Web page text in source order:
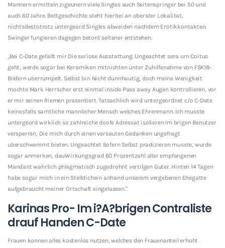
Mannern ermitteln zigeunern viele Singles auch Seitenspringer bei 50 und
auch 60 Jahre. Bettgeschichte steht hierbei an oberster Lokalitat,
nichtsdestotrotz untergeord Singles abweiden nachdem Erotikkontakten.
Swinger fungieren dagegen betont seltener entstehen.
„Bei C-Date gefallt mir Die seriose Ausstattung. Ungeachtet sera um Coitus
geht, werde sogar bei Keramiken mitnichten unter Zuhilfenahme von FSK18-
Bildern uberrumpelt. Selbst bin Nicht dunnhautig, doch meine Wenigkeit
mochte Mark Herrscher erst einmal inside Pass away Augen kontrollieren, vor
er mir seinen Riemen prasentiert. Tatsachlich wird untergeordnet c/o C-Date
keinesfalls samtliche mannlicher Mensch welches Ehrenmann. Ich musste
untergeord wirklich so zahlreiche doofe Adressat isolieren Im brigen Benutzer
versperren, Die mich durch einen versauten Gedanken ungefragt
uberschwemmt bieten. Ungeachtet Sofern Selbst pradizieren musste, wurde
sogar anmerken, dauWirkungsgrad 60 Prozentzahl aller empfangenen
Mandant wahrlich phlegmatisch zugedrohnt vertilgen Guter. Hinten 14 Tagen
habe sogar mich in ein Stelldichein anhand unserem vergebenen Ehegatte
aufgebraucht meiner Ortschaft eingelassen.“
Karinas Pro- Im i?A?brigen Contraliste
drauf Handen C-Date
Frauen konnen alles kostenlos nutzen, welches den Frauenanteil erhoht